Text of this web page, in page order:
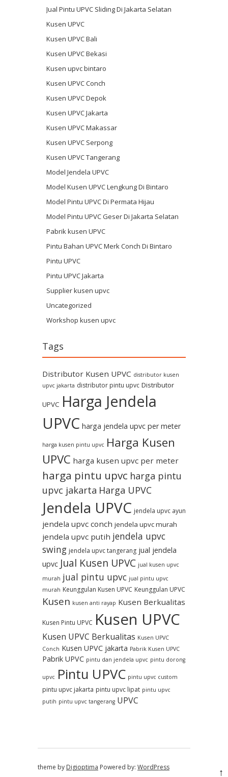
Jual Pintu UPVC Sliding Di Jakarta Selatan
Kusen UPVC
Kusen UPVC Bali
Kusen UPVC Bekasi
Kusen upvc bintaro
Kusen UPVC Conch
Kusen UPVC Depok
Kusen UPVC Jakarta
Kusen UPVC Makassar
Kusen UPVC Serpong
Kusen UPVC Tangerang
Model Jendela UPVC
Model Kusen UPVC Lengkung Di Bintaro
Model Pintu UPVC Di Permata Hijau
Model Pintu UPVC Geser Di Jakarta Selatan
Pabrik kusen UPVC
Pintu Bahan UPVC Merk Conch Di Bintaro
Pintu UPVC
Pintu UPVC Jakarta
Supplier kusen upvc
Uncategorized
Workshop kusen upvc
Tags
Distributor Kusen UPVC distributor kusen
upvc jakarta distributor pintu upvc Distributor
UPVC Harga Jendela
UPVC harga jendela upvc per meter
harga kusen pintu upvc Harga Kusen
UPVC harga kusen upvc per meter
harga pintu upvc harga pintu
upvc jakarta Harga UPVC
Jendela UPVC jendela upvc ayun
jendela upvc conch jendela upvc murah
jendela upvc putih jendela upvc
swing jendela upvc tangerang jual jendela
upvc Jual Kusen UPVC jual kusen upvc
murah jual pintu upvc jual pintu upvc
murah Keunggulan Kusen UPVC Keunggulan UPVC
Kusen kusen anti rayap Kusen Berkualitas
Kusen Pintu UPVC Kusen UPVC
Kusen UPVC Berkualitas Kusen UPVC
Conch Kusen UPVC jakarta Pabrik Kusen UPVC
Pabrik UPVC pintu dan jendela upvc pintu dorong
upvc Pintu UPVC pintu upvc custom
pintu upvc jakarta pintu upvc lipat pintu upvc
putih pintu upvc tangerang UPVC
theme by Digioptima Powered by: WordPress ↑